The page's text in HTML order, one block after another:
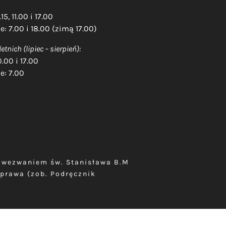
11.00 i 17.00
7.00 i 18.00 (zimą 17.00)
(lipiec – sierpień):
i 17.00
7.00
św. Stanisława B.M
(zob. Podręcznik